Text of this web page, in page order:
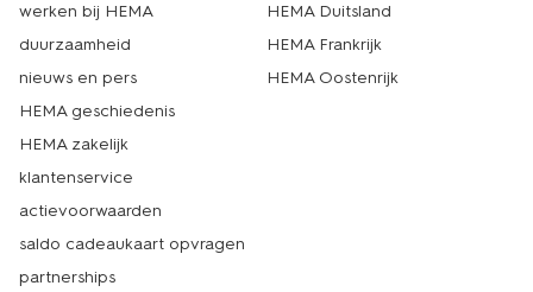
werken bij HEMA
duurzaamheid
nieuws en pers
HEMA geschiedenis
HEMA zakelijk
klantenservice
actievoorwaarden
saldo cadeaukaart opvragen
partnerships
HEMA Duitsland
HEMA Frankrijk
HEMA Oostenrijk